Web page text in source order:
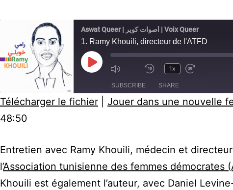
Aswat Queer | أصوات كوير | Voix Queer
1. Ramy Khouili, directeur de l'ATFD
Play
Episode
Mute/Unmute
Episode
Rewind
10
Seconds
1x
30
SUBSCRIBE SHARE
RSS FEED
SHARE
EMBED
Télécharger le fichier Jouer dans une nouvelle
48:50
Entretien avec Ramy Khouili, médecin et
l’Association tunisienne des femmes démocrates
Khouili est également l’auteur, avec Daniel